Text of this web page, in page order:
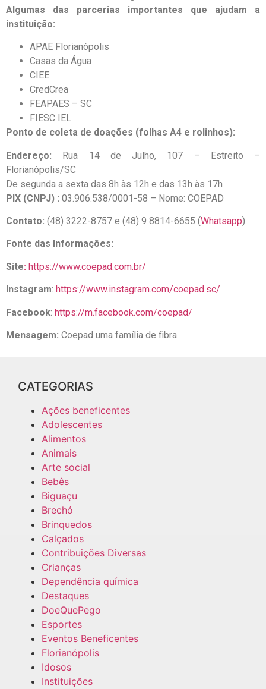
Algumas das parcerias importantes que ajudam a
instituição:
APAE Florianópolis
Casas da Água
CIEE
CredCrea
FEAPAES – SC
FIESC IEL
Ponto de coleta de doações (folhas A4 e rolinhos):
Endereço: Rua 14 de Julho, 107 – Estreito –
Florianópolis/SC
De segunda a sexta das 8h às 12h e das 13h às 17h
PIX (CNPJ) : 03.906.538/0001-58 – Nome: COEPAD
Contato: (48) 3222-8757 e (48) 9 8814-6655 (Whatsapp)
Fonte das Informações:
Site: https://www.coepad.com.br/
Instagram: https://www.instagram.com/coepad.sc/
Facebook: https://m.facebook.com/coepad/
Mensagem: Coepad uma família de fibra.
CATEGORIAS
Ações beneficentes
Adolescentes
Alimentos
Animais
Arte social
Bebês
Biguaçu
Brechó
Brinquedos
Calçados
Contribuições Diversas
Crianças
Dependência química
Destaques
DoeQuePego
Esportes
Eventos Beneficentes
Florianópolis
Idosos
Instituições